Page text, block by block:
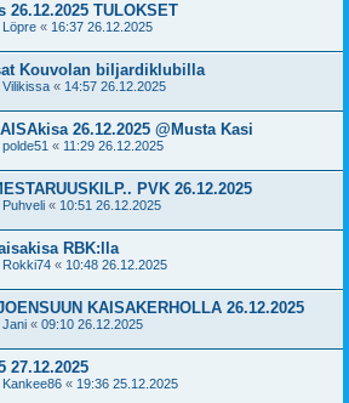
26.12.2025 TULOKSET
Löpre « 16:37 26.12.2025
Kouvolan biljardiklubilla
Vilikissa « 14:57 26.12.2025
26.12.2025 @Musta Kasi
polde51 « 11:29 26.12.2025
PVK 26.12.2025
Puhveli « 10:51 26.12.2025
RBK:lla
Rokki74 « 10:48 26.12.2025
KAISAKERHOLLA 26.12.2025
Jani « 09:10 26.12.2025
27.12.2025
Kankee86 « 19:36 25.12.2025